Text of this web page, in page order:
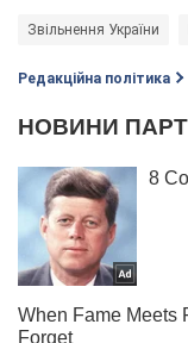
Звільнення України
Редакційна політика